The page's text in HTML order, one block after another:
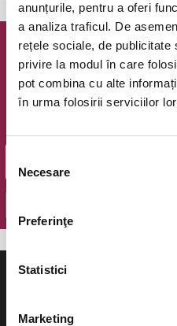
anunțurile, pentru a oferi
a analiza traficul. De
rețele sociale, de publicitate
privire la modul în care
pot combina cu alte
în urma folosirii serviciilor
consimțământului
Necesare
Preferinţe
Statistici
Marketing
Oferte exclusive si o editie